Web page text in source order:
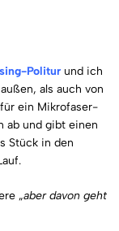
Politur und ich
als auch von
ein Mikrofaser-
ab und gibt einen
Stück in den
„aber davon geht